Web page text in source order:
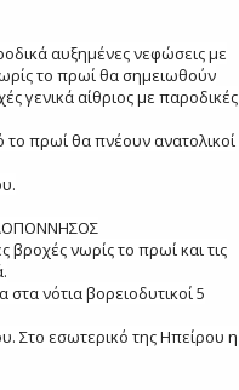
αυξημένες νεφώσεις με
το πρωί θα σημειωθούν
γενικά αίθριος με παροδικές
το πρωί θα πνέουν ανατολικοί
νωρίς το πρωί και τις
νότια βορειοδυτικοί 5
Στο εσωτερικό της Ηπείρου η